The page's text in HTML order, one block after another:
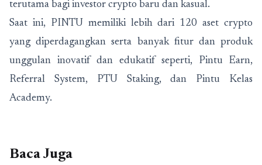
terutama bagi investor crypto baru dan kasual.
Saat ini, PINTU memiliki lebih dari 120 aset crypto
yang diperdagangkan serta banyak fitur dan produk
unggulan inovatif dan edukatif seperti, Pintu Earn,
Referral System, PTU Staking, dan Pintu Kelas
Academy.
Baca Juga